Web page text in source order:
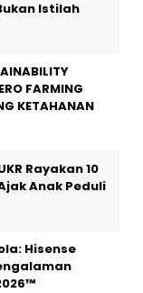
Istilah
FARMING
KETAHANAN
Rayakan 10
Anak Peduli
Hisense